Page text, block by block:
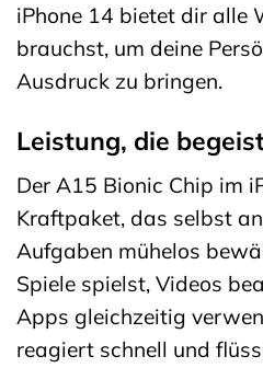
iPhone 14 bietet dir alle
brauchst, um deine
Ausdruck zu bringen.
Leistung, die
Der A15 Bionic Chip im
Kraftpaket, das selbst
Aufgaben mühelos
Spiele spielst, Videos
Apps gleichzeitig
reagiert schnell und